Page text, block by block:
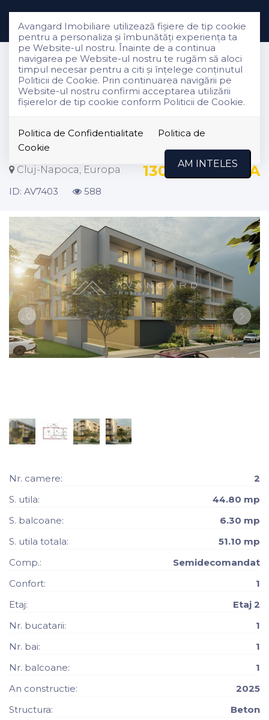
Avangard Imobiliare utilizează fişiere de tip cookie
pentru a personaliza și îmbunătăți experiența ta
pe Website-ul nostru. Înainte de a continua
navigarea pe Website-ul nostru te rugăm să aloci
timpul necesar pentru a citi și înțelege conținutul
Politicii de Cookie. Prin continuarea navigării pe
Website-ul nostru confirmi acceptarea utilizării
fişierelor de tip cookie conform Politicii de Cookie.
Politica de Confidentialitate
Politica de
Cookie
AM INTELES
Vanzare
Apartamente
Cluj-Napoca
Europa
6 mp balcon | Cartier Europa
Cluj-Napoca, Europa 130.000€ + TVA
ID: AV7403 588
Nr. camere:
2
S. utila:
44.80 mp
S. balcoane:
6.30 mp
S. utila totala:
51.10 mp
Comp.:
Semidecomandat
Confort:
1
Etaj:
Etaj 2
Nr. bucatarii:
1
Nr. bai:
1
Nr. balcoane:
1
An constructie:
2025
Structura:
Beton